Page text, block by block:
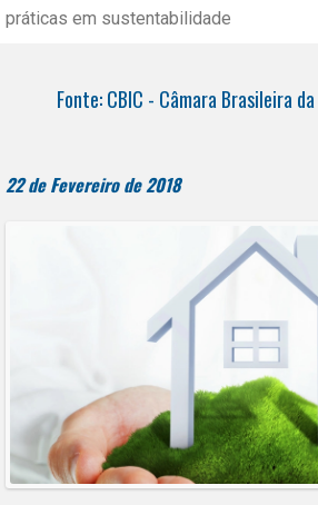
práticas em sustentabilidade
Fonte: CBIC - Câmara Brasileira
22 de Fevereiro de 2018